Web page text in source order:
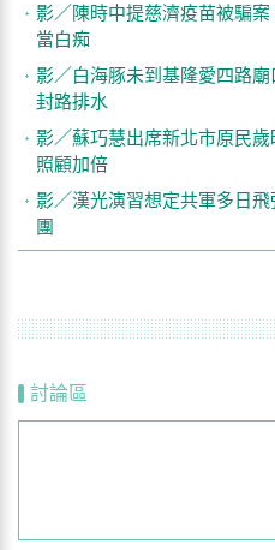
影／陳時中提慈濟疫苗被騙
當白痴
影／白海豚未到基隆愛四路
封路排水
影／蘇巧慧出席新北市原民
照顧加倍
影／漢光演習想定共軍多日
團
討論區